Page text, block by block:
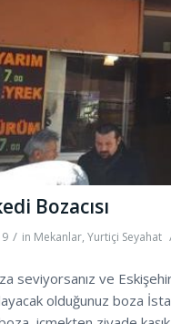
Bozacısı
/ in Mekanlar, Yurtiçi Seyahat
seviyorsanız ve
olduğunuz boza